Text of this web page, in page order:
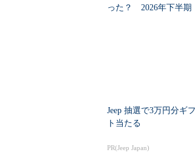
った？ 2026年下半期
Jeep 抽選で3万円分ギフ
ト当たる
PR(Jeep Japan)